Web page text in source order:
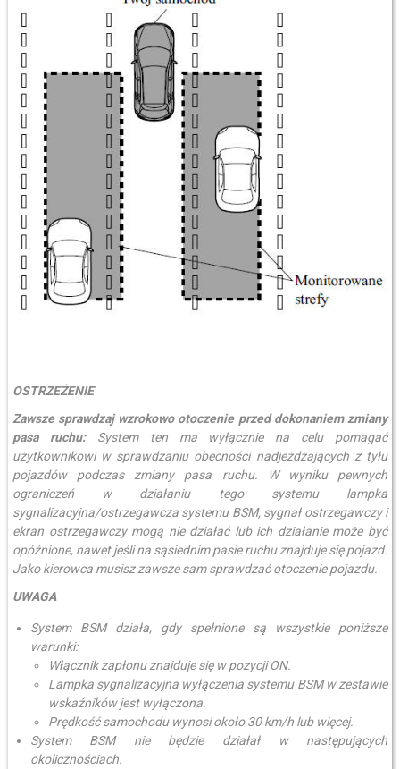
OSTRZEŻENIE
Zawsze sprawdzaj wzrokowo otoczenie przed dokonaniem zmiany
pasa ruchu: System ten ma wyłącznie na celu pomagać
użytkownikowi w sprawdzaniu obecności nadjeżdżających z tyłu
pojazdów podczas zmiany pasa ruchu. W wyniku pewnych
ograniczeń w działaniu tego systemu lampka
sygnalizacyjna/ostrzegawcza systemu BSM, sygnał ostrzegawczy i
ekran ostrzegawczy mogą nie działać lub ich działanie może być
opóźnione, nawet jeśli na sąsiednim pasie ruchu znajduje się pojazd.
Jako kierowca musisz zawsze sam sprawdzać otoczenie pojazdu.
UWAGA
System BSM działa, gdy spełnione są wszystkie poniższe
warunki:
Włącznik zapłonu znajduje się w pozycji ON.
Lampka sygnalizacyjna wyłączenia systemu BSM w zestawie
wskaźników jest wyłączona.
Prędkość samochodu wynosi około 30 km/h lub więcej.
System BSM nie będzie działał w następujących
okolicznościach.